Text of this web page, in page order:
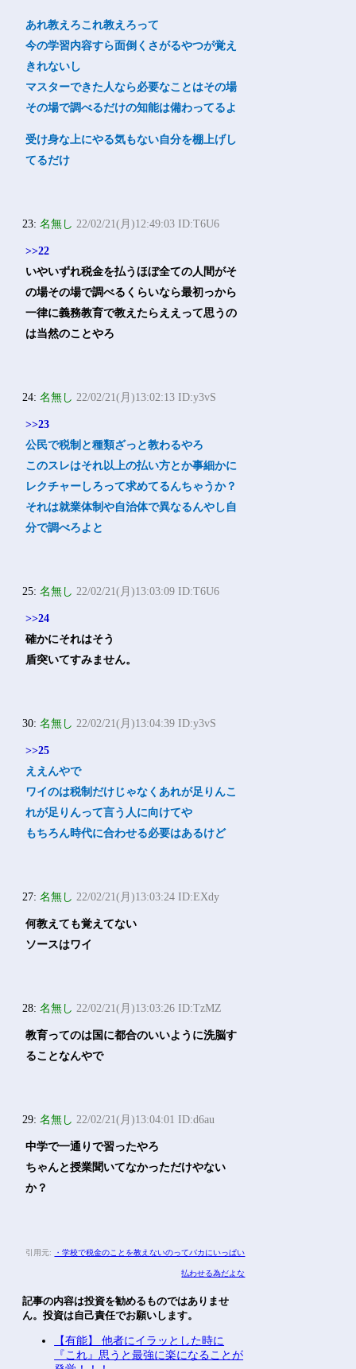
あれ教えろこれ教えろって
今の学習内容すら面倒くさがるやつが覚え
きれないし
マスターできた人なら必要なことはその場
その場で調べるだけの知能は備わってるよ
受け身な上にやる気もない自分を棚上げし
てるだけ
23:名無し 22/02/21(月)12:49:03 ID:T6U6
>>22
いやいずれ税金を払うほぼ全ての人間がそ
の場その場で調べるくらいなら最初っから
一律に義務教育で教えたらええって思うの
は当然のことやろ
24:名無し 22/02/21(月)13:02:13 ID:y3vS
>>23
公民で税制と種類ざっと教わるやろ
このスレはそれ以上の払い方とか事細かに
レクチャーしろって求めてるんちゃうか？
それは就業体制や自治体で異なるんやし自
分で調べろよと
25:名無し 22/02/21(月)13:03:09 ID:T6U6
>>24
確かにそれはそう
盾突いてすみません。
30:名無し 22/02/21(月)13:04:39 ID:y3vS
>>25
ええんやで
ワイのは税制だけじゃなくあれが足りんこ
れが足りんって言う人に向けてや
もちろん時代に合わせる必要はあるけど
27:名無し 22/02/21(月)13:03:24 ID:EXdy
何教えても覚えてない
ソースはワイ
28:名無し 22/02/21(月)13:03:26 ID:TzMZ
教育ってのは国に都合のいいように洗脳す
ることなんやで
29:名無し 22/02/21(月)13:04:01 ID:d6au
中学で一通りで習ったやろ
ちゃんと授業聞いてなかっただけやない
か？
引用元: ・学校で税金のことを教えないのってバカにいっぱい
払わせる為だよな
記事の内容は投資を勧めるものではありませ
ん。投資は自己責任でお願いします。
【有能】 他者にイラッとした時に
『これ』思うと最強に楽になることが